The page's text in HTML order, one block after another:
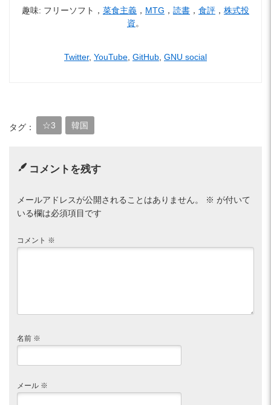
趣味: フリーソフト， 菜食主義 ， MTG ， 読書 ， 食評 ， 株式投
資。
Twitter, YouTube GitHub GNU social
タグ： ☆3 韓国
コメントを残す
メールアドレスが公開されることはありません。 ※ が付いて
いる欄は必須項目です
コメント ※
名前 ※
メール ※